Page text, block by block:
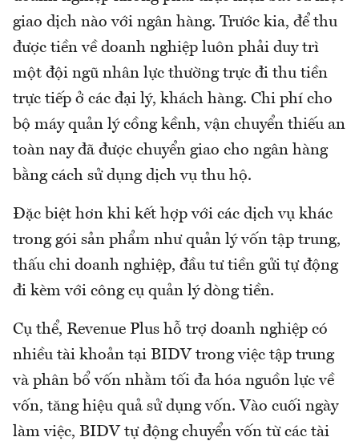
giao dịch nào với ngân hàng. Trước kia, để thu
được tiền về doanh nghiệp luôn phải duy trì
một đội ngũ nhân lực thường trực đi thu tiền
trực tiếp ở các đại lý, khách hàng. Chi phí cho
bộ máy quản lý cồng kềnh, vận chuyển thiếu an
toàn nay đã được chuyển giao cho ngân hàng
bằng cách sử dụng dịch vụ thu hộ.
Đặc biệt hơn khi kết hợp với các dịch vụ khác
trong gói sản phẩm như quản lý vốn tập trung,
thấu chi doanh nghiệp, đầu tư tiền gửi tự động
đi kèm với công cụ quản lý dòng tiền.
Cụ thể, Revenue Plus hỗ trợ doanh nghiệp có
nhiều tài khoản tại BIDV trong việc tập trung
và phân bổ vốn nhằm tối đa hóa nguồn lực về
vốn, tăng hiệu quả sử dụng vốn. Vào cuối ngày
làm việc, BIDV tự động chuyển vốn từ các tài